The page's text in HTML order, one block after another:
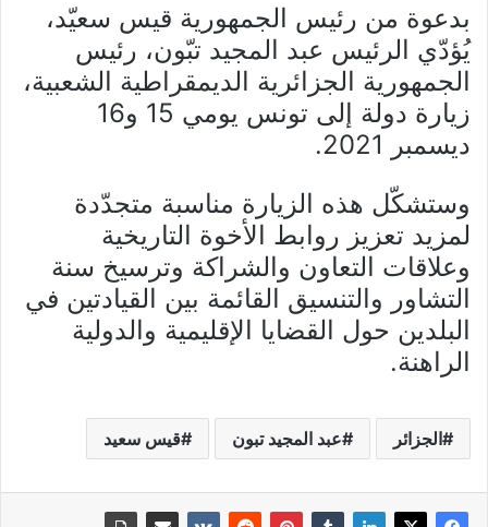
بدعوة من رئيس الجمهورية قيس سعيّد،
يُؤدّي الرئيس عبد المجيد تبّون، رئيس
الجمهورية الجزائرية الديمقراطية الشعبية،
زيارة دولة إلى تونس يومي 15 و16
ديسمبر 2021.
وستشكّل هذه الزيارة مناسبة متجدّدة
لمزيد تعزيز روابط الأخوة التاريخية
وعلاقات التعاون والشراكة وترسيخ سنة
التشاور والتنسيق القائمة بين القيادتين في
البلدين حول القضايا الإقليمية والدولية
الراهنة.
الجزائر عبد المجيد تبون قيس سعيد